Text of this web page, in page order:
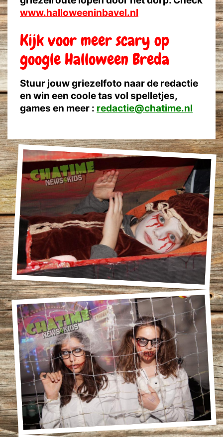
www.halloweeninbavel.nl
Kijk voor meer scary op
google Halloween Breda
Stuur jouw griezelfoto naar de redactie
en win een coole tas vol spelletjes,
games en meer : redactie@chatime.nl